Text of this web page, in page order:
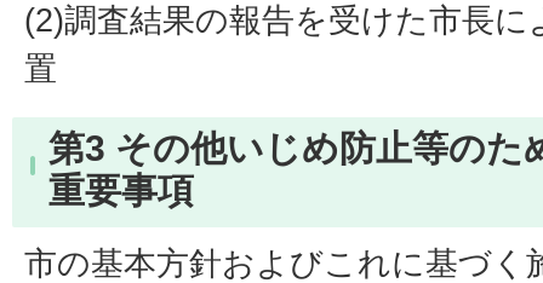
(2)調査結果の報告を受けた市長
置
第3 その他いじめ防止等のた
重要事項
市の基本方針およびこれに基づく